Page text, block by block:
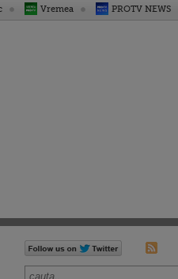
Vremea PROTV NEWS